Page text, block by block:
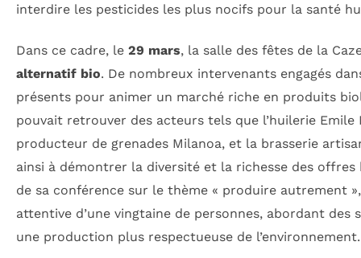
interdire les pesticides les plus nocifs pour la santé
Dans ce cadre, le 29 mars, la salle des fêtes de la
alternatif bio. De nombreux intervenants engagés
présents pour animer un marché riche en produits
pouvait retrouver des acteurs tels que l’huilerie Emile
producteur de grenades Milanoa, et la brasserie
ainsi à démontrer la diversité et la richesse des offres
de sa conférence sur le thème « produire autrement
attentive d’une vingtaine de personnes, abordant
une production plus respectueuse de l’environnement.